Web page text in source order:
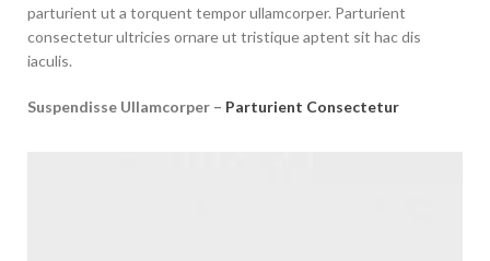
parturient ut a torquent tempor ullamcorper. Parturient
consectetur ultricies ornare ut tristique aptent sit hac dis
iaculis.
Suspendisse Ullamcorper – Parturient Consectetur